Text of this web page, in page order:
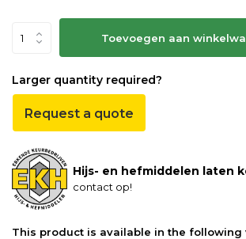
Toevoegen aan
Larger quantity required?
Request a quote
Hijs- en hefmiddelen laten
contact op!
This product is available in the following